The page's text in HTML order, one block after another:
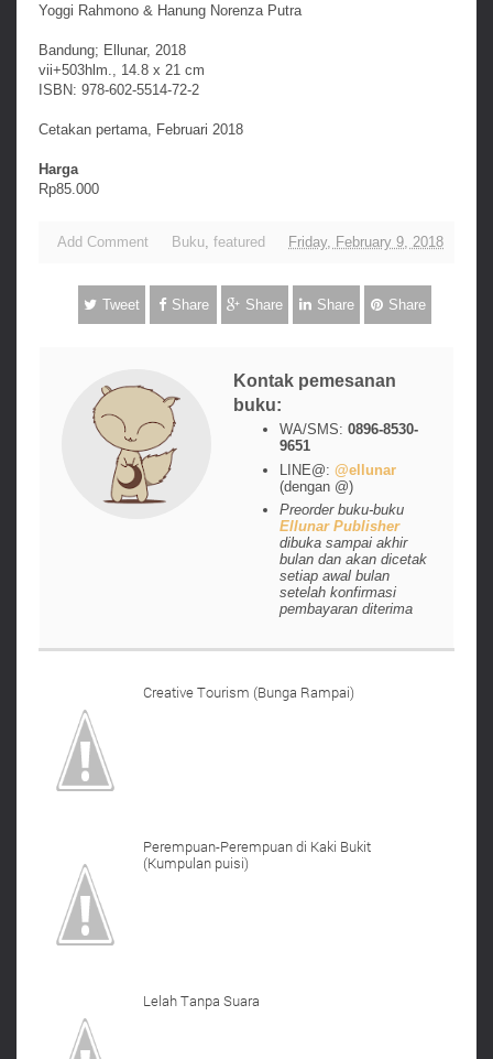
Yoggi Rahmono & Hanung Norenza Putra
Bandung; Ellunar, 2018
vii+503hlm., 14.8 x 21 cm
ISBN: 978-602-5514-72-2
Cetakan pertama, Februari 2018
Harga
Rp85.000
Add Comment Buku featured Friday, February 9, 2018
Tweet Share Share Share Share
Kontak pemesanan
buku:
WA/SMS:0896-8530-
9651
LINE@:@ellunar
(dengan @)
Preorder buku-buku
Ellunar Publisher
dibuka sampai akhir
bulan dan akan dicetak
setiap awal bulan
setelah konfirmasi
pembayaran diterima
Creative Tourism (Bunga Rampai)
Perempuan-Perempuan di Kaki Bukit
(Kumpulan puisi)
Lelah Tanpa Suara